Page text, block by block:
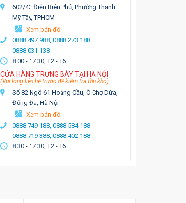
602/43 Điện Biên Phủ, Phường Thạnh
Mỹ Tây, TPHCM
Xem bản đồ
0888 497 988, 0888 273 188
0888 031 138
8:00 - 17:30, T2 - T6
CỬA HÀNG TRƯNG BÀY TẠI HÀ NỘI
(Vui lòng liên hệ trước để kiểm tra tồn kho)
Số 82 Ngõ 61 Hoàng Cầu, Ô Chợ Dừa,
Đống Đa, Hà Nội
Xem bản đồ
0888 749 188, 0888 584 188
0888 719 388, 0888 402 188
8:30 - 17:30, T2 - T6